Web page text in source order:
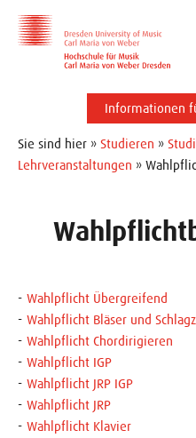
Informationen
Studierende
Bewerber*innen
International
Presse
Alumni
Sie sind hier » Studieren »
Lehrveranstaltungen »
Wahlpflicht Übergreifend
Wahlpflicht Bläser und
Wahlpflicht Chordirigieren
Wahlpflicht IGP
Wahlpflicht JRP IGP
Wahlpflicht JRP
Wahlpflicht Klavier